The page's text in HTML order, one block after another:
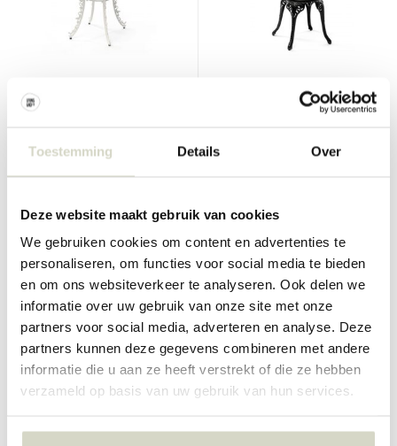
Toestemming Details Over
Deze website maakt gebruik van cookies
We gebruiken cookies om content en advertenties te
personaliseren, om functies voor social media te bieden
en om ons websiteverkeer te analyseren. Ook delen we
informatie over uw gebruik van onze site met onze
partners voor social media, adverteren en analyse. Deze
partners kunnen deze gegevens combineren met andere
informatie die u aan ze heeft verstrekt of die ze hebben
verzameld op basis van uw gebruik van hun services.
Seletti
Industry collection tafel wit
€458,00 €412,20
Incl. btw
Industry collection stoel
€269,00
SALE 10% SALE 10%